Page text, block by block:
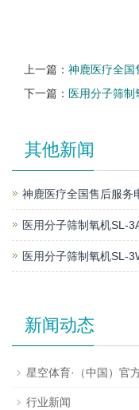
上一篇： 神鹿医疗全
下一篇： 医用分子筛
其他新闻
神鹿医疗全国售后服务
医用分子筛制氧机SL-
医用分子筛制氧机SL-
新闻动态
星空体育·（中国）官
行业新闻